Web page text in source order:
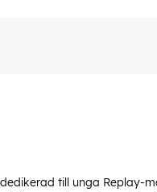
till unga Replay-